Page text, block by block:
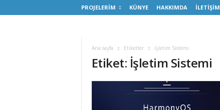
PROJELERİM KÜNYE HAKKIMDA İLETİŞİM
Ana sayfa Etiketler İşletim Sistemi
Etiket: İşletim Sistemi